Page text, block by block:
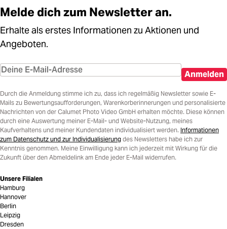
Melde dich zum Newsletter an.
Erhalte als erstes Informationen zu Aktionen und
Angeboten.
Anmelden
Durch die Anmeldung stimme ich zu, dass ich regelmäßig Newsletter sowie E-
Mails zu Bewertungsaufforderungen, Warenkorberinnerungen und personalisierte
Nachrichten von der Calumet Photo Video GmbH erhalten möchte. Diese können
durch eine Auswertung meiner E-Mail- und Website-Nutzung, meines
Kaufverhaltens und meiner Kundendaten individualisiert werden. Informationen
zum Datenschutz und zur Individualisierung des Newsletters habe ich zur
Kenntnis genommen. Meine Einwilligung kann ich jederzeit mit Wirkung für die
Zukunft über den Abmeldelink am Ende jeder E-Mail widerrufen.
Unsere Filialen
Hamburg
Hannover
Berlin
Leipzig
Dresden